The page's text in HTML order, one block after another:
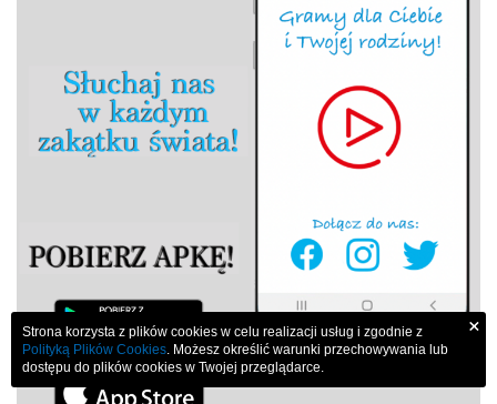
Strona korzysta z plików cookies w celu realizacji usług i zgodnie z
Polityką Plików Cookies. Możesz określić warunki przechowywania lub
dostępu do plików cookies w Twojej przeglądarce.
×